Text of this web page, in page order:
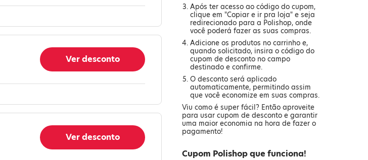
Ver desconto
Ver desconto
Após ter acesso ao código do cupom,
clique em "Copiar e ir pra loja" e seja
redirecionado para a Polishop, onde
você poderá fazer as suas compras.
Adicione os produtos no carrinho e,
quando solicitado, insira o código do
cupom de desconto no campo
destinado e confirme.
O desconto será aplicado
automaticamente, permitindo assim
que você economize em suas compras.
Viu como é super fácil? Então aproveite
para usar cupom de desconto e garantir
uma maior economia na hora de fazer o
pagamento!
Cupom Polishop que funciona!